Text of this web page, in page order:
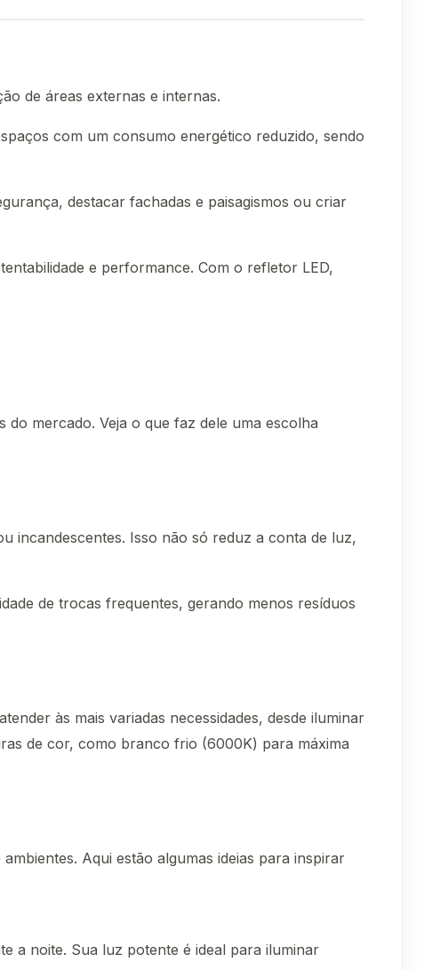
de áreas externas e internas.
com um consumo energético reduzido, sendo
destacar fachadas e paisagismos ou criar
e performance. Com o refletor LED,
mercado. Veja o que faz dele uma escolha
incandescentes. Isso não só reduz a conta de luz,
de trocas frequentes, gerando menos resíduos
às mais variadas necessidades, desde iluminar
de cor, como branco frio (6000K) para máxima
Aqui estão algumas ideias para inspirar
a noite. Sua luz potente é ideal para iluminar